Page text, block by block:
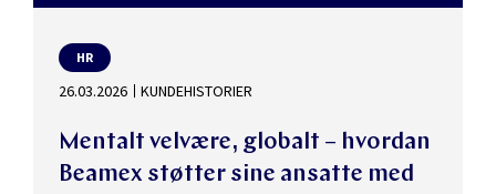
HR
26.03.2026 KUNDEHISTORIER
Mentalt velvære, globalt – hvordan
Beamex støtter sine ansatte med